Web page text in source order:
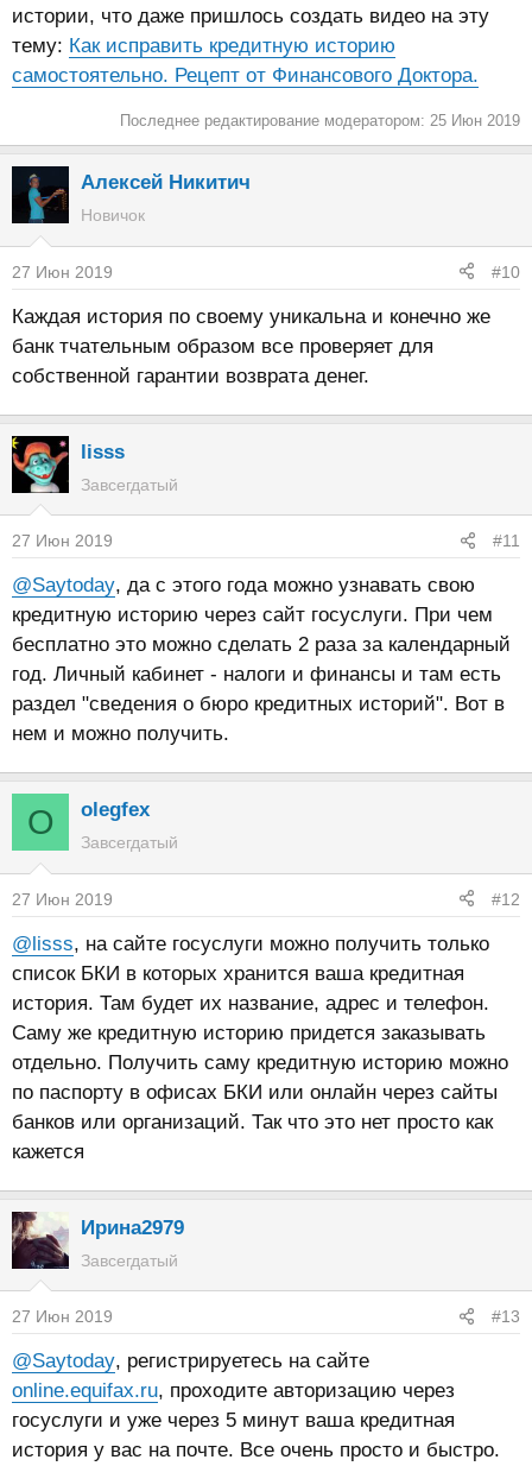
истории, что даже пришлось создать видео на эту
тему: Как исправить кредитную историю
самостоятельно. Рецепт от Финансового Доктора.
Последнее редактирование модератором: 25 Июн 2019
Алексей Никитич
Новичок
27 Июн 2019 #10
Каждая история по своему уникальна и конечно же
банк тчательным образом все проверяет для
собственной гарантии возврата денег.
lisss
Завсегдатый
27 Июн 2019 #11
@Saytoday, да с этого года можно узнавать свою
кредитную историю через сайт госуслуги. При чем
бесплатно это можно сделать 2 раза за календарный
год. Личный кабинет - налоги и финансы и там есть
раздел "сведения о бюро кредитных историй". Вот в
нем и можно получить.
O olegfex
Завсегдатый
27 Июн 2019 #12
@lisss, на сайте госуслуги можно получить только
список БКИ в которых хранится ваша кредитная
история. Там будет их название, адрес и телефон.
Саму же кредитную историю придется заказывать
отдельно. Получить саму кредитную историю можно
по паспорту в офисах БКИ или онлайн через сайты
банков или организаций. Так что это нет просто как
кажется
Ирина2979
Завсегдатый
27 Июн 2019 #13
@Saytoday, регистрируетесь на сайте
online.equifax.ru, проходите авторизацию через
госуслуги и уже через 5 минут ваша кредитная
история у вас на почте. Все очень просто и быстро.